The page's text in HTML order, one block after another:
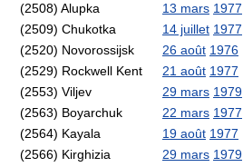
(2508) Alupka
13 mars 1977
(2509) Chukotka
14 juillet 1977
(2520) Novorossijsk
26 août 1976
(2529) Rockwell Kent
21 août 1977
(2553) Viljev
29 mars 1979
(2563) Boyarchuk
22 mars 1977
(2564) Kayala
19 août 1977
(2566) Kirghizia
29 mars 1979